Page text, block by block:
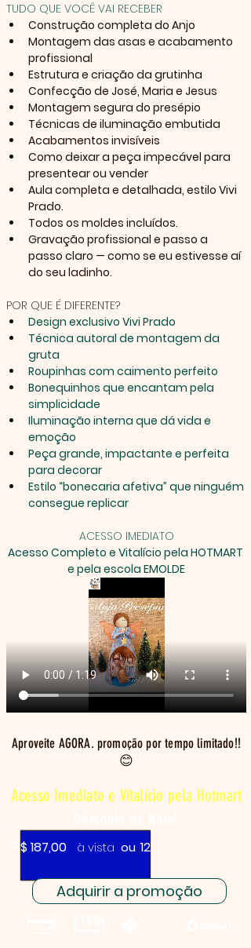
TUDO QUE VOCÊ VAI RECEBER
Construção completa do Anjo
Montagem das asas e acabamento
profissional
Estrutura e criação da grutinha
Confecção de José, Maria e Jesus
Montagem segura do presépio
Técnicas de iluminação embutida
Acabamentos invisíveis
Como deixar a peça impecável para
presentear ou vender
Aula completa e detalhada, estilo Vivi
Prado.
Todos os moldes incluídos.
Gravação profissional e passo a
passo claro — como se eu estivesse aí
do seu ladinho.
POR QUE É DIFERENTE?
Design exclusivo Vivi Prado
Técnica autoral de montagem da
gruta
Roupinhas com caimento perfeito
Bonequinhos que encantam pela
simplicidade
Iluminação interna que dá vida e
emoção
Peça grande, impactante e perfeita
para decorar
Estilo “bonecaria afetiva” que ninguém
consegue replicar
ACESSO IMEDIATO
Acesso Completo e Vitalício pela HOTMART
e pela escola EMOLDE
Aproveite AGORA. promoção por tempo limitado!!
😊
Acesso Imediato e Vitalício pela Hotmart
R$ 187,00 12x de R$ 19,34
à vista ou
Adquirir a promoção